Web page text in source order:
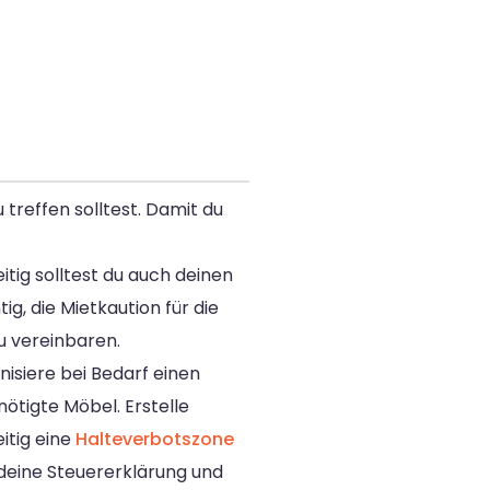
treffen solltest. Damit du
solltest du auch deinen
die Mietkaution für die
vereinbaren.
bei Bedarf einen
Möbel. Erstelle
eine Halteverbotszone
Steuererklärung und